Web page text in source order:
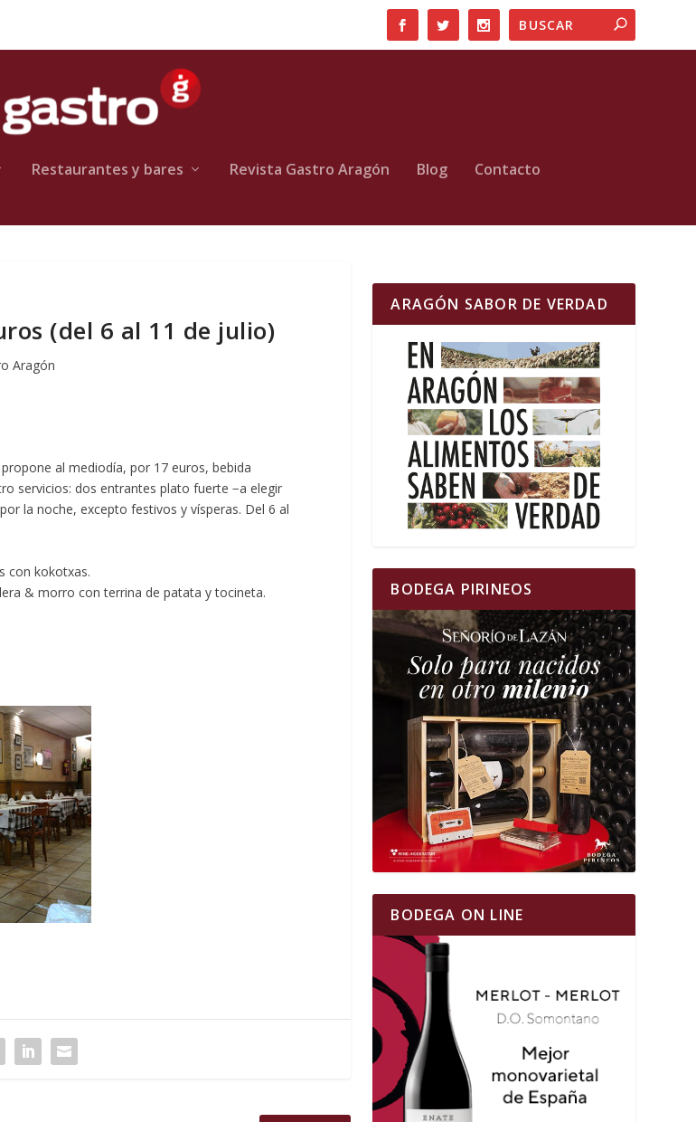
Restaurantes y bares Revista Gastro Aragón Blog Contacto
(del 6 al 11 de julio)
Aragón
al mediodía, por 17 euros, bebida
servicios: dos entrantes plato fuerte −a elegir
la noche, excepto festivos y vísperas. Del 6 al
con kokotxas.
& morro con terrina de patata y tocineta.
ARAGÓN SABOR DE VERDAD
BODEGA PIRINEOS
BODEGA ON LINE